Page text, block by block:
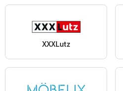
XXXLutz